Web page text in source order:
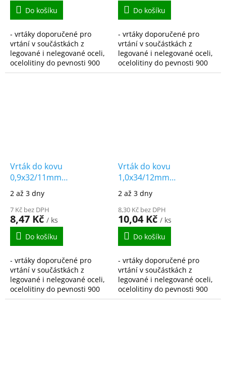
Do košíku
- vrtáky doporučené pro
vrtání v součástkách z
legované i nelegované oceli,
ocelolitiny do pevnosti 900
N/mm2, šedé, temperované
Do košíku
- vrtáky doporučené pro
vrtání v součástkách z
legované i nelegované oceli,
ocelolitiny do pevnosti 900
N/mm2, šedé, temperované
Vrták do kovu
0,9x32/11mm
vybrušovaný HSS-G
DIN338
2 až 3 dny
7 Kč bez DPH
8,47 Kč / ks
Do košíku
- vrtáky doporučené pro
vrtání v součástkách z
legované i nelegované oceli,
ocelolitiny do pevnosti 900
N/mm2, šedé, temperované
Vrták do kovu
1,0x34/12mm
vybrušovaný HSS-G
DIN338
2 až 3 dny
8,30 Kč bez DPH
10,04 Kč / ks
Do košíku
- vrtáky doporučené pro
vrtání v součástkách z
legované i nelegované oceli,
ocelolitiny do pevnosti 900
N/mm2, šedé, temperované